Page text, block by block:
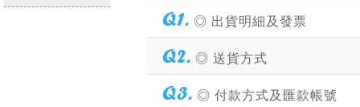
Q1. ◎ 出貨明細及發票
Q2. ◎ 送貨方式
Q3. ◎ 付款方式及匯款帳號